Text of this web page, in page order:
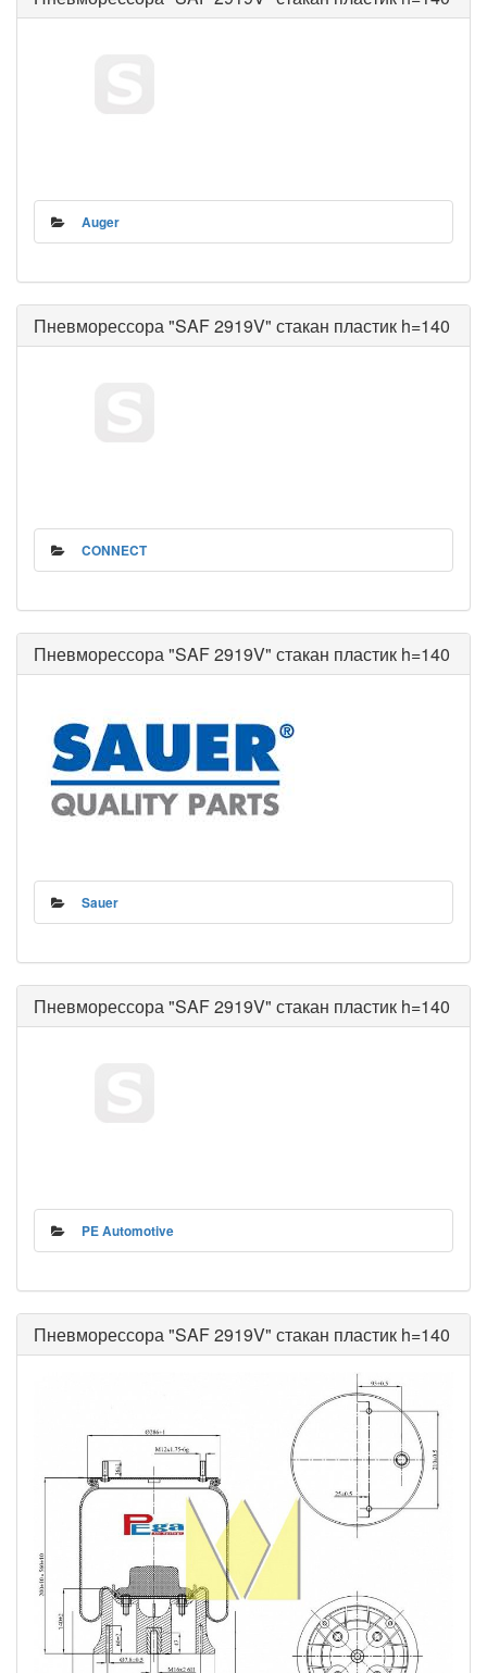
Auger
Пневморессора "SAF 2919V" стакан пластик h=140
CONNECT
Пневморессора "SAF 2919V" стакан пластик h=140
Sauer
Пневморессора "SAF 2919V" стакан пластик h=140
PE Automotive
Пневморессора "SAF 2919V" стакан пластик h=140